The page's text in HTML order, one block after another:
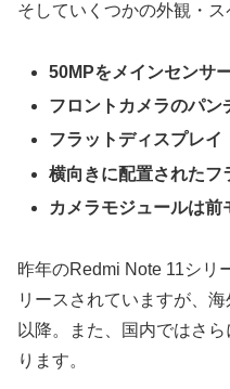
そしていくつかの外観・ス
50MPをメインセンサ
フロントカメラのパン
フラットディスプレイ
横向きに配置されたフ
カメラモジュールは前
昨年のRedmi Note 11シリ
リースされていますが、
以降。また、国内ではさ
ります。